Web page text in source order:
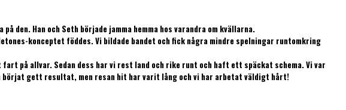
den. Han och Seth började jamma hemma hos varandra om kvällarna.
konceptet föddes. Vi bildade bandet och fick några mindre spelningar runtomkring
på allvar. Sedan dess har vi rest land och rike runt och haft ett späckat schema. Vi var
gett resultat, men resan hit har varit lång och vi har arbetat väldigt hårt!